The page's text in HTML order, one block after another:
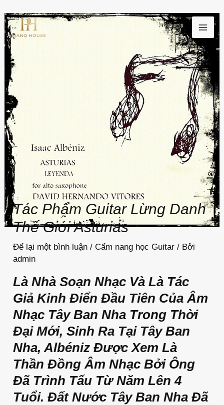
tới
nội
dung
Tác Phẩm Guitar Lừng Danh
Thế Giới Asturias
Để lại một bình luận /Cẩm nang học Guitar / Bởi
admin
Là Nhà Soạn Nhạc Và Là Tác
Giả Kinh Điển Đầu Tiên Của Âm
Nhạc Tây Ban Nha Trong Thời
Đại Mới, Sinh Ra Tại Tây Ban
Nha, Albéniz Được Xem Là
Thần Đồng Âm Nhạc Bởi Ông
Đã Trình Tấu Từ Năm Lên 4
Tuổi. Đất Nước Tây Ban Nha Đã